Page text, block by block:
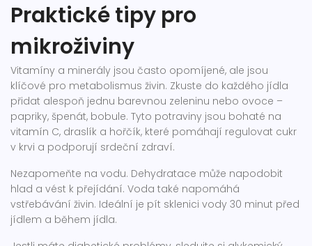
Praktické tipy pro
mikroživiny
Vitamíny a minerály jsou často opomíjené, ale jsou
klíčové pro metabolismus živin. Zkuste do každého jídla
přidat alespoň jednu barevnou zeleninu nebo ovoce –
papriky, špenát, bobule. Tyto potraviny jsou bohaté na
vitamín C, draslík a hořčík, které pomáhají regulovat cukr
v krvi a podporují srdeční zdraví.
Nezapomeňte na vodu. Dehydratace může napodobit
hlad a vést k přejídání. Voda také napomáhá
vstřebávání živin. Ideální je pít sklenici vody 30 minut před
jídlem a během jídla.